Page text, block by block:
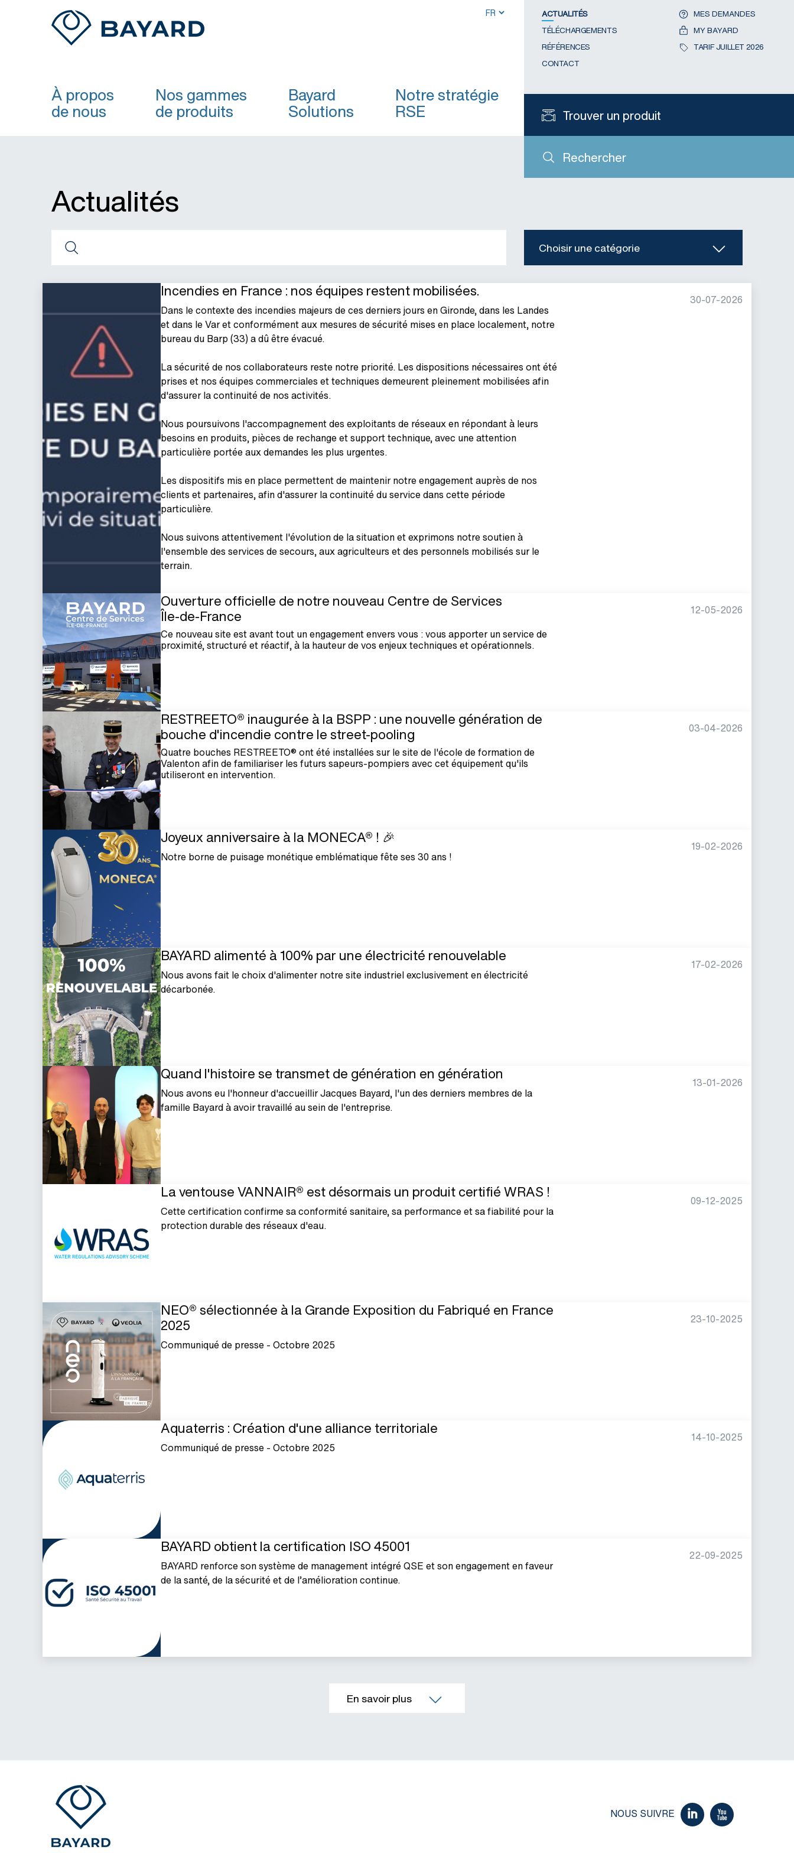
À propos
de nous
Nos gammes
de produits
Bayard
Solutions
Notre stratégie
RSE
Rechercher
Trouver un produit
ACTUALITÉS
TÉLÉCHARGEMENTS
RÉFÉRENCES
CONTACT
MES DEMANDES
MY BAYARD
TARIF JUILLET 2026
Actualités
Choisir une catégorie
Incendies en France : nos équipes restent mobilisées.
Dans le contexte des incendies majeurs de ces derniers jours en Gironde, dans les Landes
et dans le Var et conformément aux mesures de sécurité mises en place localement, notre
bureau du Barp (33) a dû être évacué.
La sécurité de nos collaborateurs reste notre priorité. Les dispositions nécessaires ont été
prises et nos équipes commerciales et techniques demeurent pleinement mobilisées afin
d'assurer la continuité de nos activités.
Nous poursuivons l'accompagnement des exploitants de réseaux en répondant à leurs
besoins en produits, pièces de rechange et support technique, avec une attention
particulière portée aux demandes les plus urgentes.
Les dispositifs mis en place permettent de maintenir notre engagement auprès de nos
clients et partenaires, afin d'assurer la continuité du service dans cette période
particulière.
Nous suivons attentivement l'évolution de la situation et exprimons notre soutien à
l'ensemble des services de secours, aux agriculteurs et des personnels mobilisés sur le
terrain.
30-07-2026
Ouverture officielle de notre nouveau Centre de Services
Île‑de‑France
Ce nouveau site est avant tout un engagement envers vous : vous apporter un service de
proximité, structuré et réactif, à la hauteur de vos enjeux techniques et opérationnels.
12-05-2026
RESTREETO® inaugurée à la BSPP : une nouvelle génération de
bouche d'incendie contre le street-pooling
Quatre bouches RESTREETO® ont été installées sur le site de l'école de formation de
Valenton afin de familiariser les futurs sapeurs-pompiers avec cet équipement qu'ils
utiliseront en intervention.
03-04-2026
Joyeux anniversaire à la MONECA® ! 🎉
Notre borne de puisage monétique emblématique fête ses 30 ans !
19-02-2026
BAYARD alimenté à 100% par une électricité renouvelable
Nous avons fait le choix d'alimenter notre site industriel exclusivement en électricité
décarbonée.
17-02-2026
Quand l'histoire se transmet de génération en génération
Nous avons eu l'honneur d'accueillir Jacques Bayard, l'un des derniers membres de la
famille Bayard à avoir travaillé au sein de l'entreprise.
13-01-2026
La ventouse VANNAIR® est désormais un produit certifié WRAS !
Cette certification confirme sa conformité sanitaire, sa performance et sa fiabilité pour la
protection durable des réseaux d'eau.
09-12-2025
NEO® sélectionnée à la Grande Exposition du Fabriqué en France
2025
Communiqué de presse - Octobre 2025
23-10-2025
Aquaterris : Création d'une alliance territoriale
Communiqué de presse - Octobre 2025
14-10-2025
BAYARD obtient la certification ISO 45001
BAYARD renforce son système de management intégré QSE et son engagement en faveur
de la santé, de la sécurité et de l’amélioration continue.
22-09-2025
NOUS SUIVRE